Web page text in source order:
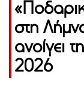
στη
ανοίγει
2026